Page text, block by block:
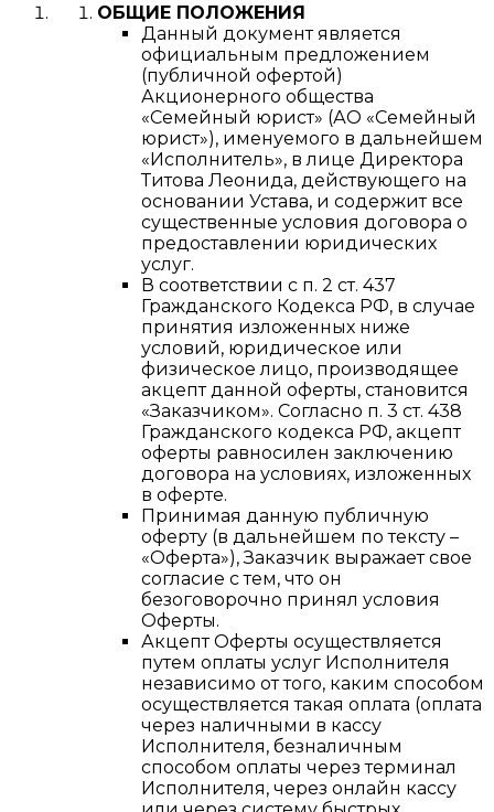
ОБЩИЕ ПОЛОЖЕНИЯ
Данный документ является
официальным предложением
(публичной офертой)
Акционерного общества
«Семейный юрист» (АО «Семейный
юрист»), именуемого в дальнейшем
«Исполнитель», в лице Директора
Титова Леонида, действующего на
основании Устава, и содержит все
существенные условия договора о
предоставлении юридических
услуг.
В соответствии с п. 2 ст. 437
Гражданского Кодекса РФ, в случае
принятия изложенных ниже
условий, юридическое или
физическое лицо, производящее
акцепт данной оферты, становится
«Заказчиком». Согласно п. 3 ст. 438
Гражданского кодекса РФ, акцепт
оферты равносилен заключению
договора на условиях, изложенных
в оферте.
Принимая данную публичную
оферту (в дальнейшем по тексту –
«Оферта»), Заказчик выражает свое
согласие с тем, что он
безоговорочно принял условия
Оферты.
Акцепт Оферты осуществляется
путем оплаты услуг Исполнителя
независимо от того, каким способом
осуществляется такая оплата (оплата
через наличными в кассу
Исполнителя, безналичным
способом оплаты через терминал
Исполнителя, через онлайн кассу